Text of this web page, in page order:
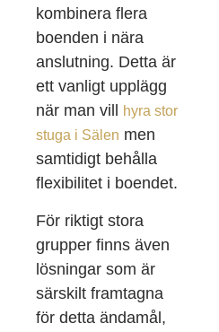
kombinera flera
boenden i nära
anslutning. Detta är
ett vanligt upplägg
när man vill
hyra stor
stuga i Sälen men
samtidigt behålla
flexibilitet i boendet.
För riktigt stora
grupper finns även
lösningar som är
särskilt framtagna
för detta ändamål,